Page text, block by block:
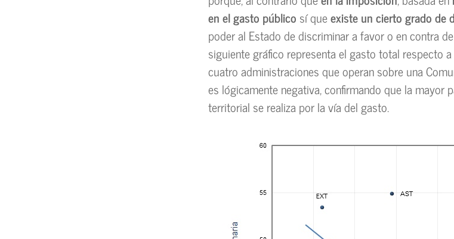
en el gasto público sí queexiste un cierto grado de
poder al Estado de discriminar a favor o en contra
siguiente gráfico representa el gasto total respecto
cuatro administraciones que operan sobre una
es lógicamente negativa, confirmando que la mayor
territorial se realiza por la vía del gasto.